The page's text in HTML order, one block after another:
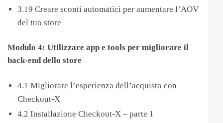
3.19 Creare sconti automatici per aumentare l’AOV
del tuo store
Modulo 4: Utilizzare app e tools per migliorare il
back-end dello store
4.1 Migliorare l’esperienza dell’acquisto con
Checkout-X
4.2 Installazione Checkout-X – parte 1